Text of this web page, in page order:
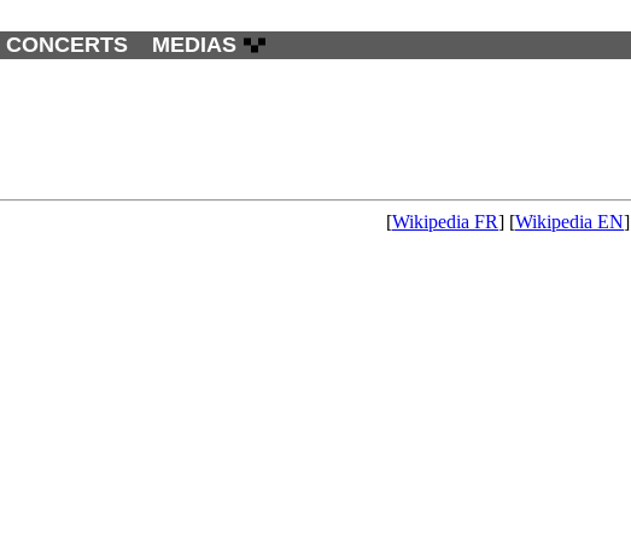
CONCERTS MEDIAS
[Wikipedia FR] [Wikipedia EN]